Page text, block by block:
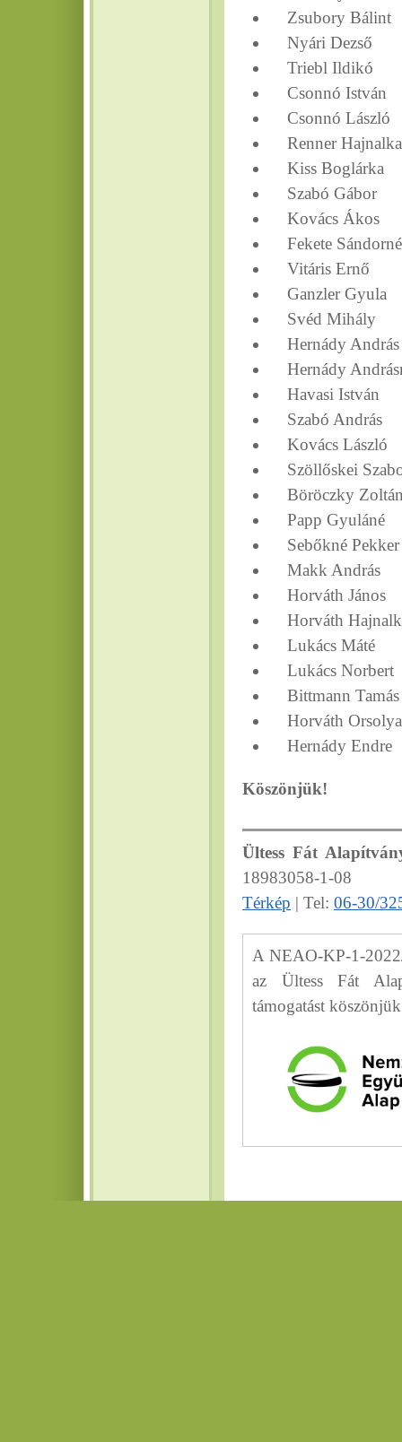
Zsubory Bálint
Nyári Dezső
Triebl Ildikó
Csonnó István
Csonnó László
Renner Hajnalka
Kiss Boglárka
Szabó Gábor
Kovács Ákos
Fekete Sándorné
Vitáris Ernő
Ganzler Gyula
Svéd Mihály
Hernády András
Hernády
Havasi István
Szabó András
Kovács László
Szöllőskei
Böröczky
Papp Gyuláné
Sebőkné Pekker
Makk András
Horváth János
Horváth
Lukács Máté
Lukács Norbert
Bittmann Tamás
Horváth Orsolya
Hernády Endre
Köszönjük!
Ültess Fát
18983058-1-08
Térkép | Tel: 06-30/
A NEAO-KP-1-
az Ültess Fát
támogatást